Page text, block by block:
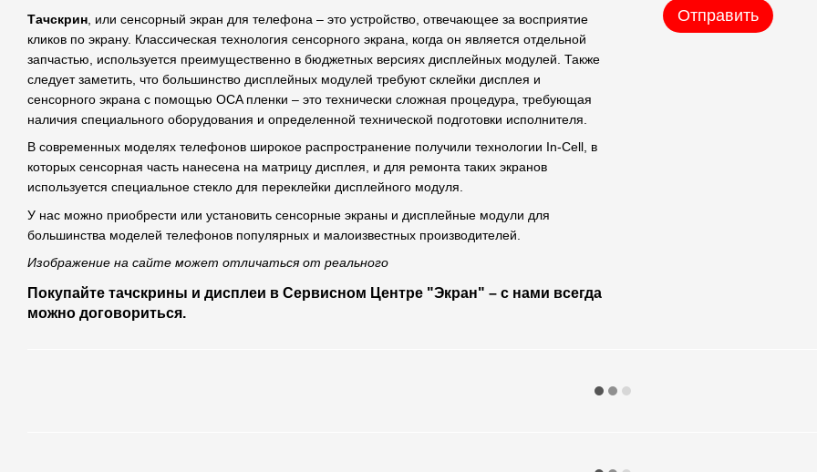
Тачскрин , или сенсорный экран для телефона – это устройство, отвечающее за восприятие
кликов по экрану. Классическая технология сенсорного экрана, когда он является отдельной
запчастью, используется преимущественно в бюджетных версиях дисплейных модулей. Также
следует заметить, что большинство дисплейных модулей требуют склейки дисплея и
сенсорного экрана с помощью OCA пленки – это технически сложная процедура, требующая
наличия специального оборудования и определенной технической подготовки исполнителя.
В современных моделях телефонов широкое распространение получили технологии In-Cell, в
которых сенсорная часть нанесена на матрицу дисплея, и для ремонта таких экранов
используется специальное стекло для переклейки дисплейного модуля.
У нас можно приобрести или установить сенсорные экраны и дисплейные модули для
большинства моделей телефонов популярных и малоизвестных производителей.
Изображение на сайте может отличаться от реального
Покупайте тачскрины и дисплеи в Сервисном Центре "Экран" – с нами всегда
можно договориться.
Отправить